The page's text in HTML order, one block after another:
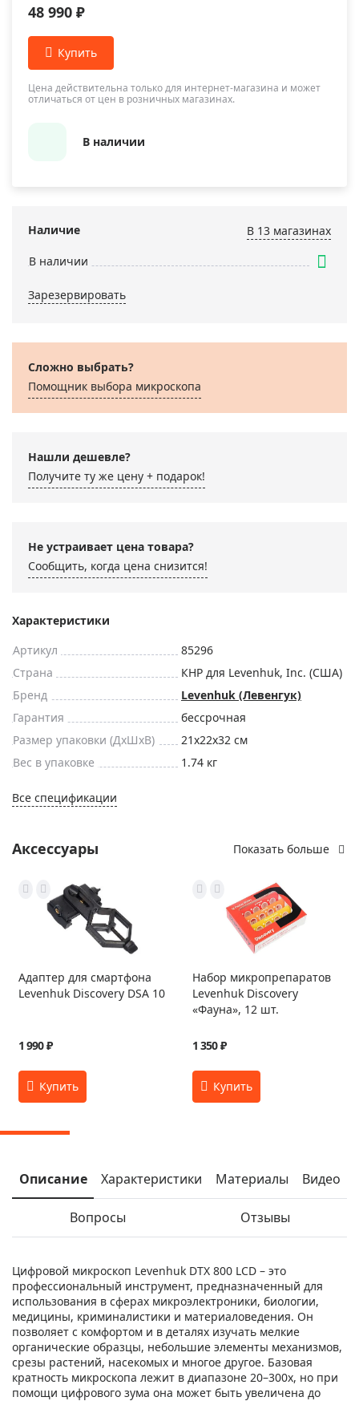
48 990 ₽
Цена действительна только для интернет-магазина и может
отличаться от цен в розничных магазинах.
В наличии
Наличие
В 13 магазинах
В наличии
Зарезервировать
Сложно выбрать?
Помощник выбора микроскoпа
Нашли дешевле?
Получите ту же цену + подарок!
Не устраивает цена товара?
Сообщить, когда цена снизится!
Характеристики
Артикул
85296
Страна
КНР для Levenhuk, Inc. (США)
Бренд
Levenhuk (Левенгук)
Гарантия
бессрочная
Размер упаковки (ДxШxВ)
21x22x32 см
Вес в упаковке
1.74 кг
Все спецификации
Аксессуары Показать больше
Адаптер для смартфона
Levenhuk Discovery DSA 10
1 990 ₽
Набор микропрепаратов
Levenhuk Discovery
«Фауна», 12 шт.
1 350 ₽
Описание Характеристики Материалы Видео
Вопросы Отзывы
Цифровой микроскоп Levenhuk DTX 800 LCD – это
профессиональный инструмент, предназначенный для
использования в сферах микроэлектроники, биологии,
медицины, криминалистики и материаловедения. Он
позволяет с комфортом и в деталях изучать мелкие
органические образцы, небольшие элементы механизмов,
срезы растений, насекомых и многое другое. Базовая
кратность микроскопа лежит в диапазоне 20–300х, но при
помощи цифрового зума она может быть увеличена до